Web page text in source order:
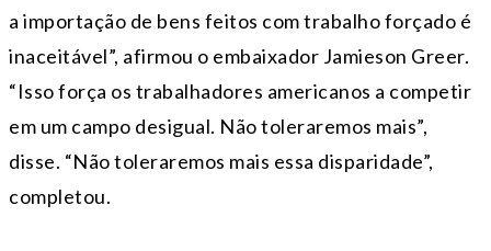
a importação de bens feitos com trabalho forçado é
inaceitável”, afirmou o embaixador Jamieson Greer.
“Isso força os trabalhadores americanos a competir
em um campo desigual. Não toleraremos mais”,
disse. “Não toleraremos mais essa disparidade”,
completou.